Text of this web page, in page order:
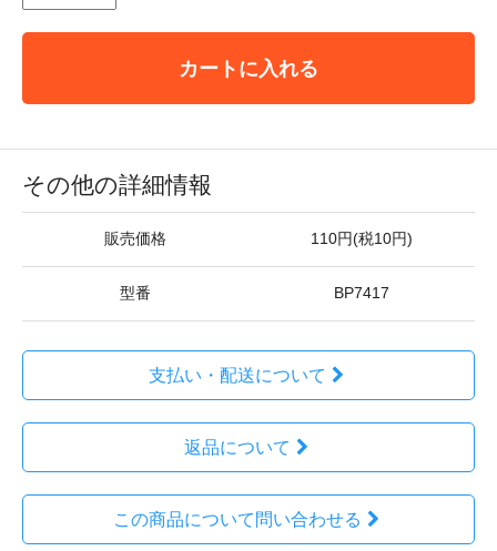
カートに入れる
その他の詳細情報
販売価格 110円(税10円)
型番 BP7417
支払い・配送について
返品について
この商品について問い合わせる